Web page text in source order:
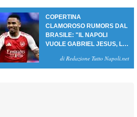
COPERTINA
CLAMOROSO RUMORS DAL
BRASILE: "IL NAPOLI
VUOLE GABRIEL JESUS, LE
di Redazione Tutto Napoli.net